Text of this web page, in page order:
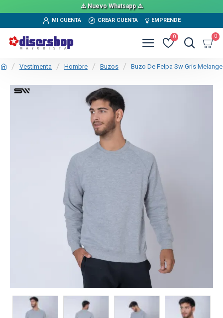
⚠️ Nuevo Whatsapp ⚠️
MI CUENTA CREAR CUENTA EMPRENDE
0 0
Vestimenta Hombre Buzos Buzo De Felpa Sw Gris Melange
TEXTTRANSPARENTE